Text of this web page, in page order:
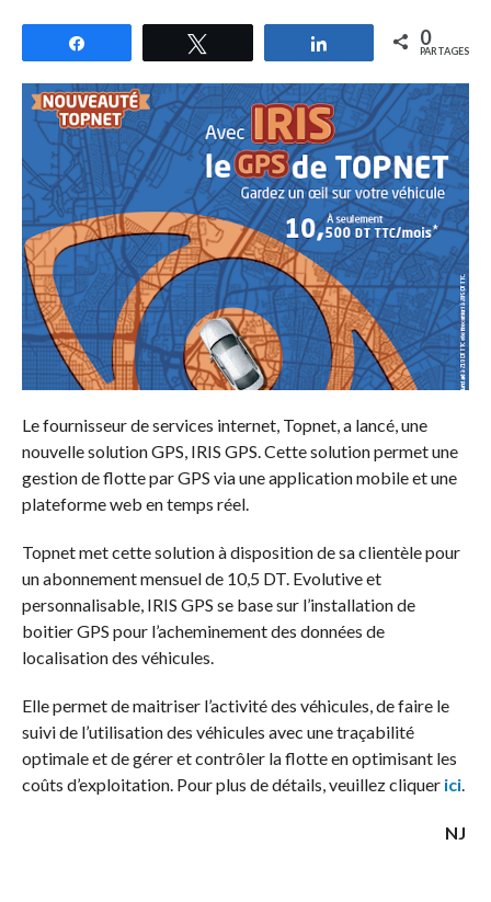
Partagez 0
PARTAGES
Le fournisseur de services internet, Topnet, a lancé, une
nouvelle solution GPS, IRIS GPS. Cette solution permet une
gestion de flotte par GPS via une application mobile et une
plateforme web en temps réel.
Topnet met cette solution à disposition de sa clientèle pour
un abonnement mensuel de 10,5 DT. Evolutive et
personnalisable, IRIS GPS se base sur l’installation de
boitier GPS pour l’acheminement des données de
localisation des véhicules.
Elle permet de maitriser l’activité des véhicules, de faire le
suivi de l’utilisation des véhicules avec une traçabilité
optimale et de gérer et contrôler la flotte en optimisant les
coûts d’exploitation. Pour plus de détails, veuillez cliquer ici.
NJ